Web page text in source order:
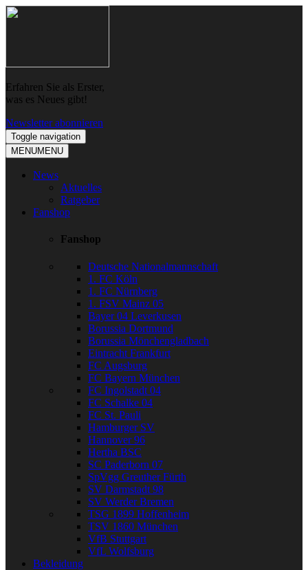
Skip
Skip
Erfahren Sie als Erster,
was es Neues gibt!
Newsletter abonnieren
Toggle navigation
MENUMENU
News
Aktuelles
Ratgeber
Fanshop
Fanshop
Deutsche Nationalmannschaft
1. FC Köln
1. FC Nürnberg
1. FSV Mainz 05
Bayer 04 Leverkusen
Borussia Dortmund
Borussia Mönchengladbach
Eintracht Frankfurt
FC Augsburg
FC Bayern München
FC Ingolstadt 04
FC Schalke 04
FC St. Pauli
Hamburger SV
Hannover 96
Hertha BSC
SC Paderborn 07
SpVgg Greuther Fürth
SV Darmstadt 98
SV Werder Bremen
TSG 1899 Hoffenheim
TSV 1860 München
VfB Stuttgart
VfL Wolfsburg
Bekleidung